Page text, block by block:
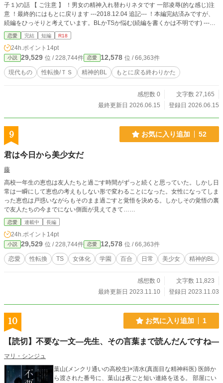
子１)の話 【 ご注意 】 ！男女の精神入れ替わりネタです 一部凌辱(的な感じ)注
意 ！最終的にはもとに戻ります ---2018.12.04 追記--- ！本編完結済みですが、
続編をひっそりと考えています。BLかTSか悩む(続編を書くかは不明です) ---追
記おわり--- 【 備考 】 モバスペBOOK http://book.xmbs.jp/detail.php?ID=novelpl
ace4&server=mbbook&guid=on 個人サイト ノクターンノベルズ https://novel18.
syosetu.com/n0392bo/ ハーメルン https://syosetu.org/novel/176424/ アルファポ
リス(ここ) https://www.alphapolis.co.jp/novel/254189682/498062529 に掲載し
ています
恋愛 完結 短編 R18
24h.ポイント 14pt
小説 29,529 位 / 228,744件 恋愛 12,578 位 / 66,363件
現代もの 性転換/ＴＳ 精神的BL もとに戻る終わりかた
感想数 0
文字数 27,165
最終更新日 2026.06.15
登録日 2026.06.15
9 お気に入り追加 52
君は今日から美少女だ
藤
高校一年生の恵也は友人たちと過ごす時間がずっと続くと思っていた。しかし日
常は一瞬にして恵也の考えもしない形で変わることになった。女性になってしま
った恵也は戸惑いながらもそのまま過ごすと覚悟を決める。しかしその覚悟の裏
で友人たちの今までにない側面が見えてきて……
恋愛 連載中 長編
24h.ポイント 14pt
小説 29,529 位 / 228,744件 恋愛 12,578 位 / 66,363件
恋愛 性転換 TS 女体化 学園 百合 日常 美少女 精神的BL
感想数 0
文字数 11,823
最終更新日 2023.11.10
登録日 2023.11.03
10 お気に入り追加 1
【読切】不要な一文―先生、その言葉まで読んだんですね―
マリ・シンジュ
葉山(メンクリ通いの高校生)×清水(真面目な精神科医) 医師か
ら渡された番号に、葉山は夜ごと短い連絡を送る。 部屋にい